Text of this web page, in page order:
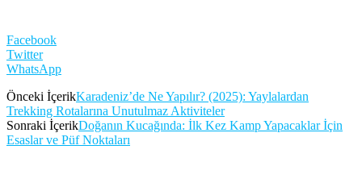
Facebook
Twitter
WhatsApp
Önceki İçerikKaradeniz’de Ne Yapılır? (2025): Yaylalardan
Trekking Rotalarına Unutulmaz Aktiviteler
Sonraki İçerikDoğanın Kucağında: İlk Kez Kamp Yapacaklar İçin
Esaslar ve Püf Noktaları